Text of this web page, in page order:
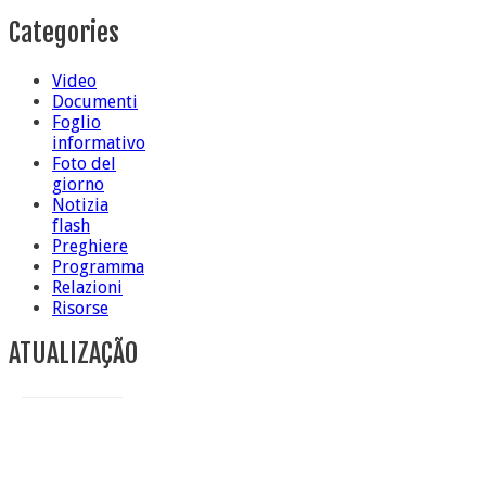
Categories
Video
Documenti
Foglio
informativo
Foto del
giorno
Notizia
flash
Preghiere
Programma
Relazioni
Risorse
ATUALIZAÇÃO